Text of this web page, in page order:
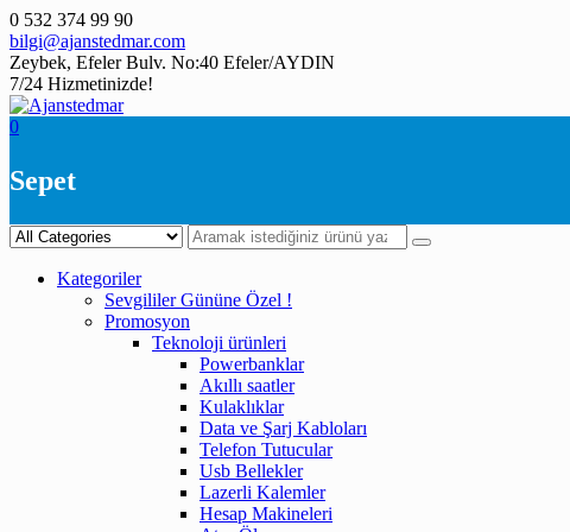
Skip
to
content
0 532 374 99 90
bilgi@ajanstedmar.com
Zeybek, Efeler Bulv. No:40 Efeler/AYDIN
7/24 Hizmetinizde!
0
Sepet
Kategoriler
Sevgililer Gününe Özel !
Promosyon
Teknoloji ürünleri
Powerbanklar
Akıllı saatler
Kulaklıklar
Data ve Şarj Kabloları
Telefon Tutucular
Usb Bellekler
Lazerli Kalemler
Hesap Makineleri